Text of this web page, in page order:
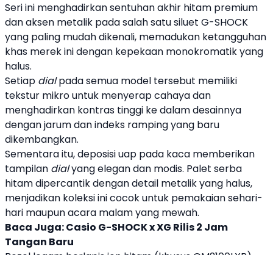
Seri ini menghadirkan sentuhan akhir hitam premium
dan aksen metalik pada salah satu siluet G-SHOCK
yang paling mudah dikenali, memadukan ketangguhan
khas merek ini dengan kepekaan monokromatik yang
halus.
Setiap dialpada semua model tersebut memiliki
tekstur mikro untuk menyerap cahaya dan
menghadirkan kontras tinggi ke dalam desainnya
dengan jarum dan indeks ramping yang baru
dikembangkan.
Sementara itu, deposisi uap pada kaca memberikan
tampilan dialyang elegan dan modis. Palet serba
hitam dipercantik dengan detail metalik yang halus,
menjadikan koleksi ini cocok untuk pemakaian sehari-
hari maupun acara malam yang mewah.
Baca Juga:Casio G-SHOCK x XG Rilis 2 Jam
Tangan Baru